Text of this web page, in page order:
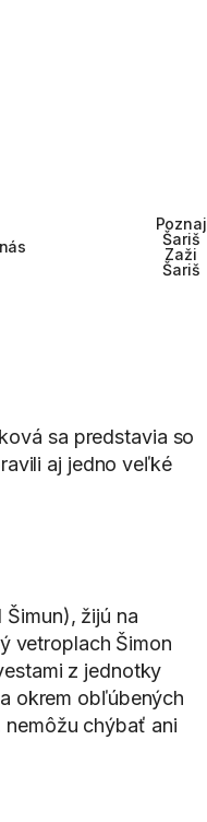
Poznaj
Šariš
Zaži
Šariš
sa predstavia so
aj jedno veľké
žijú na
vetroplach Šimon
z jednotky
okrem obľúbených
nemôžu chýbať ani